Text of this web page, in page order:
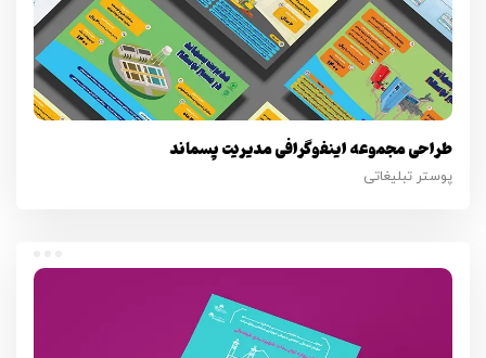
طراحی مجموعه اینفوگرافی مدیریت پسماند
پوستر تبلیغاتی